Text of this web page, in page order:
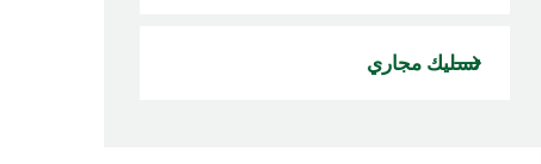
تسليك مجاري